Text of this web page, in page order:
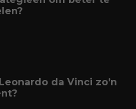
da Vinci zo’n